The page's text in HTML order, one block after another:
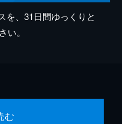
を、31日間ゆっくりと
い。
む